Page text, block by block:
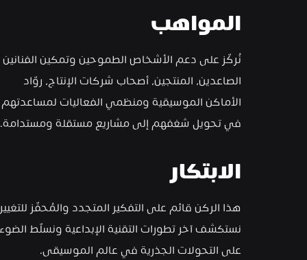
المواهب
في تحويل شغفهم إلى مشاريع مستقلة ومستدامة.
الابتكار
على التحولات الجذرية في عالم الموسيقى.